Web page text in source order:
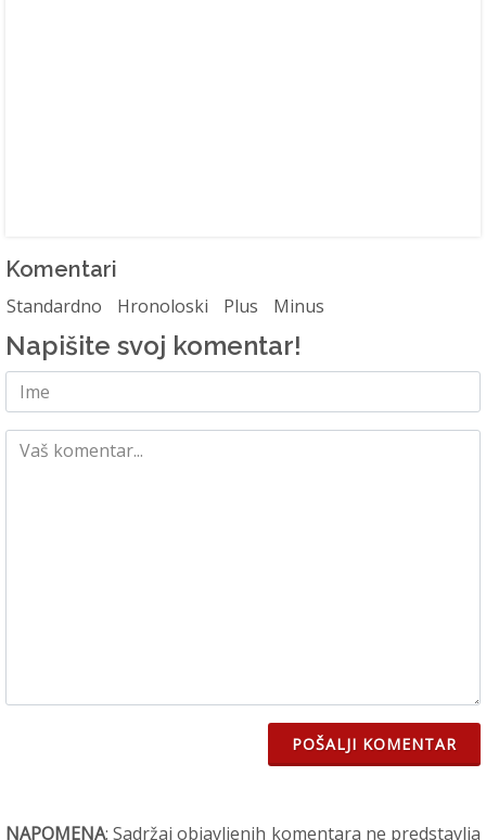
Komentari
Standardno Hronoloski Plus Minus
Napišite svoj komentar!
POŠALJI KOMENTAR
NAPOMENA: Sadržaj objavljenih komentara ne predstavlja